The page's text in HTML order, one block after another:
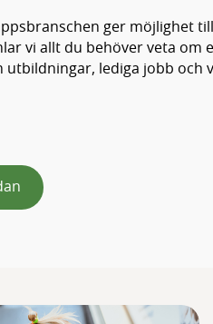
ger möjlighet
vi allt du behöver veta om
utbildningar, lediga jobb och